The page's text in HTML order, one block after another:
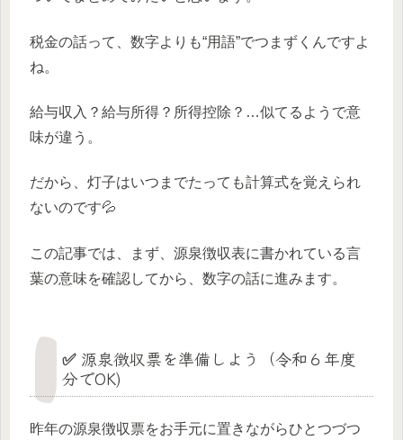
税金の話って、数字よりも“用語”でつまずくんですよ
ね。
給与収入？給与所得？所得控除？…似てるようで意
味が違う。
だから、灯子はいつまでたっても計算式を覚えられ
ないのです💦
この記事では、まず、源泉徴収表に書かれている言
葉の意味を確認してから、数字の話に進みます。
✅ 源泉徴収票を準備しよう（令和６年度
分でOK)
昨年の源泉徴収票をお手元に置きながらひとつづつ